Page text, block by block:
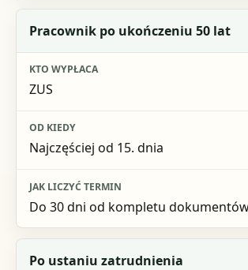
Pracownik po ukończeniu 50 lat
ZUS
Najczęściej od 15. dnia
Do 30 dni od kompletu
Po ustaniu zatrudnienia